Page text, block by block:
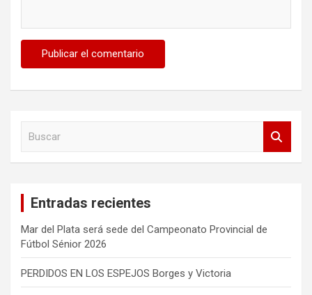
Entradas recientes
Mar del Plata será sede del Campeonato Provincial de
Fútbol Sénior 2026
PERDIDOS EN LOS ESPEJOS Borges y Victoria